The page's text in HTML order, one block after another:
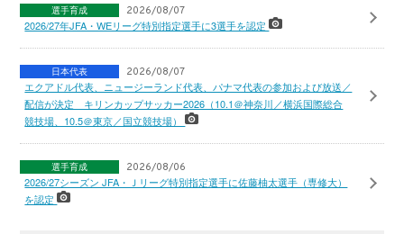
選手育成 2026/08/07
2026/27年JFA・WEリーグ特別指定選手に3選手を認定
日本代表 2026/08/07
エクアドル代表、ニュージーランド代表、パナマ代表の参加および放送／
配信が決定 キリンカップサッカー2026（10.1＠神奈川／横浜国際総合
競技場、10.5＠東京／国立競技場）
選手育成 2026/08/06
2026/27シーズン JFA・Ｊリーグ特別指定選手に佐藤柚太選手（専修大）
を認定